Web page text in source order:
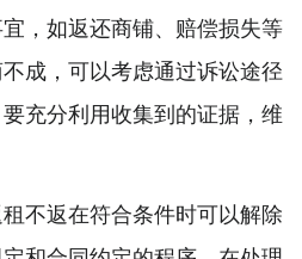
，如返还商铺、赔偿损失等
成，可以考虑通过诉讼途径
充分利用收集到的证据，维
不返在符合条件时可以解除